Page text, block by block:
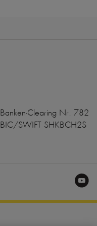
Banken-Clearing Nr. 782
BIC/SWIFT SHKBCH2S